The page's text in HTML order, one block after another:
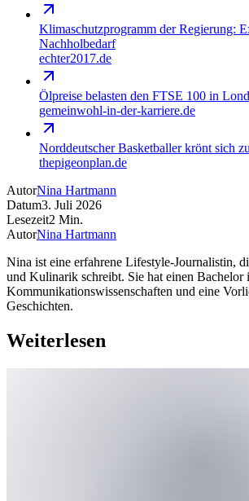
Klimaschutzprogramm der Regierung:
Nachholbedarf
echter2017.de
Ölpreise belasten den FTSE 100 in
gemeinwohl-in-der-karriere.de
Norddeutscher Basketballer krönt sich
thepigeonplan.de
AutorNina Hartmann
Datum3. Juli 2026
Lesezeit2 Min.
AutorNina Hartmann
Nina ist eine erfahrene Lifestyle-Journalistin,
und Kulinarik schreibt. Sie hat einen Bachelor
Kommunikationswissenschaften und eine
Geschichten.
Weiterlesen